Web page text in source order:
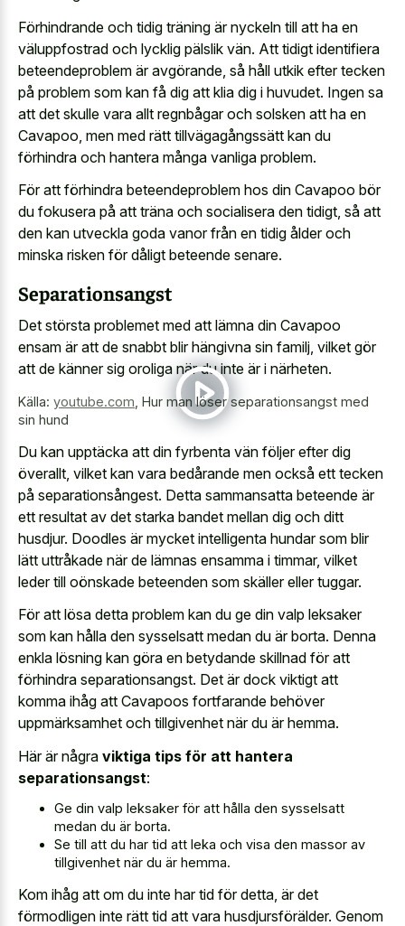
Förhindrande och tidig träning är nyckeln till att ha en
väluppfostrad och lycklig pälslik vän. Att tidigt identifiera
beteendeproblem är avgörande, så håll utkik efter tecken
på problem som kan få dig att klia dig i huvudet. Ingen sa
att det skulle vara allt regnbågar och solsken att ha en
Cavapoo, men med rätt tillvägagångssätt kan du
förhindra och hantera många vanliga problem.
För att förhindra beteendeproblem hos din Cavapoo bör
du fokusera på att träna och socialisera den tidigt, så att
den kan utveckla goda vanor från en tidig ålder och
minska risken för dåligt beteende senare.
Separationsangst
Det största problemet med att lämna din Cavapoo
ensam är att de snabbt blir hängivna sin familj, vilket gör
att de känner sig oroliga när du inte är i närheten.
Källa: youtube.com Hur man löser separationsangst med
sin hund
Du kan upptäcka att din fyrbenta vän följer efter dig
överallt, vilket kan vara bedårande men också ett tecken
på separationsångest. Detta sammansatta beteende är
ett resultat av det starka bandet mellan dig och ditt
husdjur. Doodles är mycket intelligenta hundar som blir
lätt uttråkade när de lämnas ensamma i timmar, vilket
leder till oönskade beteenden som skäller eller tuggar.
För att lösa detta problem kan du ge din valp leksaker
som kan hålla den sysselsatt medan du är borta. Denna
enkla lösning kan göra en betydande skillnad för att
förhindra separationsangst. Det är dock viktigt att
komma ihåg att Cavapoos fortfarande behöver
uppmärksamhet och tillgivenhet när du är hemma.
Här är några viktiga tips för att hantera
separationsangst:
Ge din valp leksaker för att hålla den sysselsatt
medan du är borta.
Se till att du har tid att leka och visa den massor av
tillgivenhet när du är hemma.
Kom ihåg att om du inte har tid för detta, är det
förmodligen inte rätt tid att vara husdjursförälder. Genom